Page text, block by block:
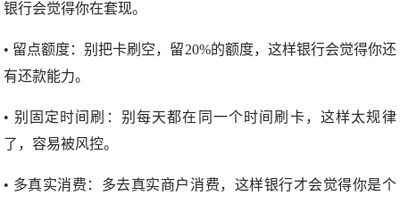
银行会觉得你在套现。
• 留点额度：别把卡刷空，留20%的额度，这样银行会觉得你还
有还款能力。
• 别固定时间刷：别每天都在同一个时间刷卡，这样太规律
了，容易被风控。
• 多真实消费：多去真实商户消费，这样银行才会觉得你是个